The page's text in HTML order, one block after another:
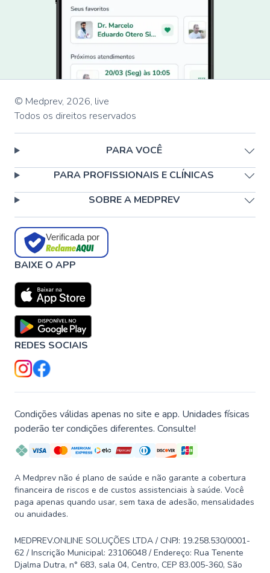
© Medprev, 2026, live
Todos os direitos reservados
PARA VOCÊ
PARA PROFISSIONAIS E CLÍNICAS
SOBRE A MEDPREV
Verificada por
BAIXE O APP
REDES SOCIAIS
Condições válidas apenas no site e app. Unidades físicas
poderão ter condições diferentes. Consulte!
A Medprev não é plano de saúde e não garante a cobertura
financeira de riscos e de custos assistenciais à saúde. Você
paga apenas quando usar, sem taxa de adesão, mensalidades
ou anuidades.
MEDPREV.ONLINE SOLUÇÕES LTDA / CNPJ: 19.258.530/0001-
62 / Inscrição Municipal: 23106048 / Endereço: Rua Tenente
Djalma Dutra, n° 683, sala 04, Centro, CEP 83.005-360, São